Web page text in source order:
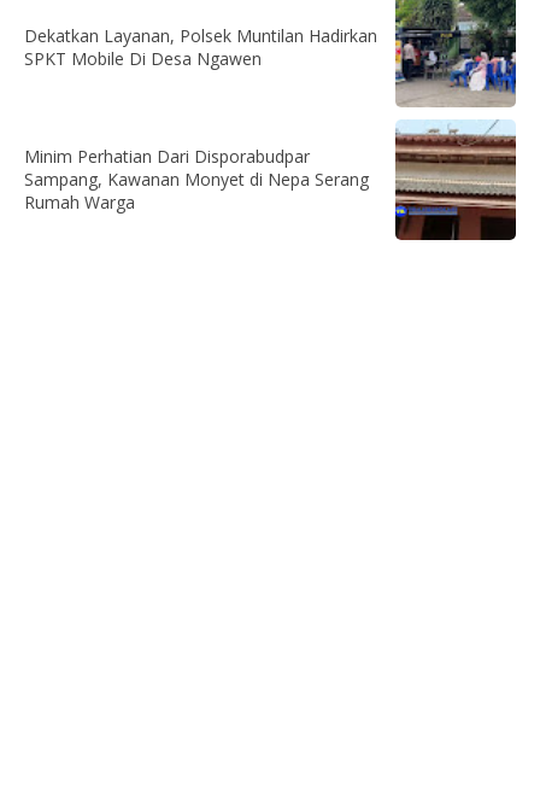
Dekatkan Layanan, Polsek Muntilan Hadirkan
SPKT Mobile Di Desa Ngawen
Minim Perhatian Dari Disporabudpar
Sampang, Kawanan Monyet di Nepa Serang
Rumah Warga